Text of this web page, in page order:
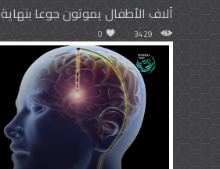
آلاف الأطفال يموتون جوعا بنهاية 2020
3429
0